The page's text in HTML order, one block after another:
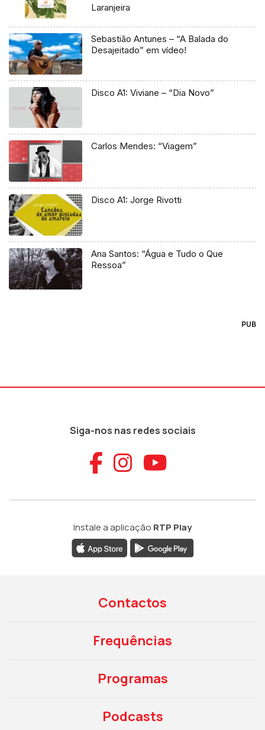
Laranjeira
Sebastião Antunes – “A Balada do
Desajeitado” em vídeo!
Disco A1: Viviane – “Dia Novo”
Carlos Mendes: “Viagem”
Disco A1: Jorge Rivotti
Ana Santos: “Água e Tudo o Que
Ressoa”
PUB
Siga-nos nas redes sociais
Aceder ao
Aceder ao
Aceder
Instale a aplicação RTP Play
Contactos
Frequências
Programas
Podcasts